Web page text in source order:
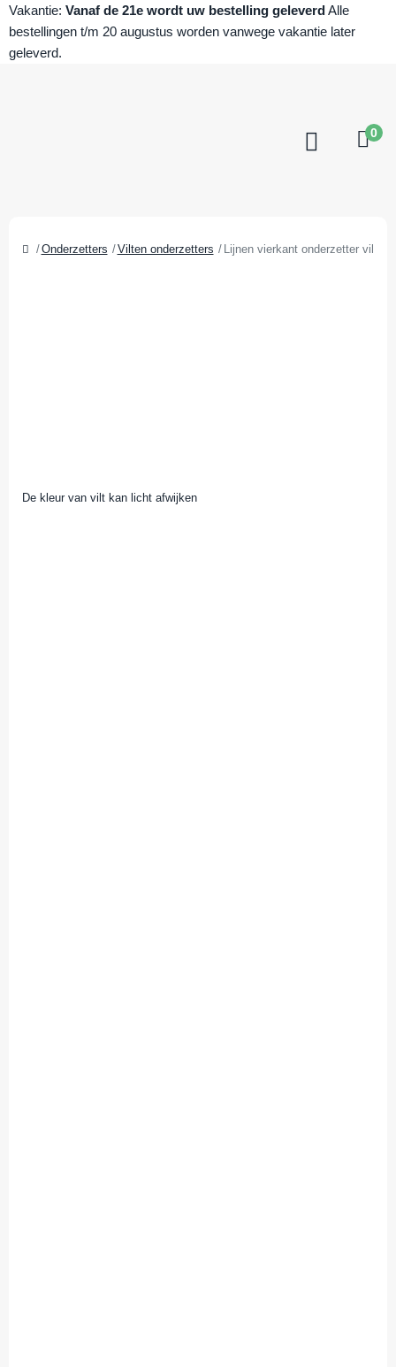
Vakantie: Vanaf de 21e wordt uw bestelling geleverdAlle
bestellingen t/m 20 augustus worden vanwege vakantie later
geleverd.
0
Onderzetters Vilten onderzetters Lijnen vierkant onderzetter vilt
De kleur van vilt kan licht afwijken